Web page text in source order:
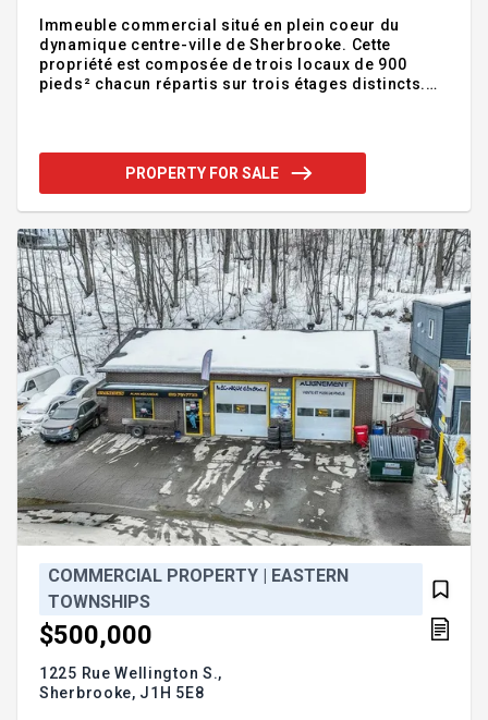
Immeuble commercial situé en plein coeur du
dynamique centre-ville de Sherbrooke. Cette
propriété est composée de trois locaux de 900
pieds² chacun répartis sur trois étages distincts.
rénovées (2017) et fenêtres (2019). Terrain de 5 597
pieds² avec stationnement pour 4 voitures. Situé à
consultez la fiche détaillée ! Local #60 (900 pieds²)
libre à partir du 1er
PROPERTY FOR SALE
COMMERCIAL PROPERTY | EASTERN
TOWNSHIPS
$500,000
1225 Rue Wellington S.,
Sherbrooke, J1H 5E8